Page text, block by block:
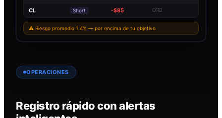
CL Short -$85 ORB
⚠ Riesgo promedio 1.4% — por encima de tu objetivo
OPERACIONES
Registro rápido con alertas